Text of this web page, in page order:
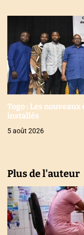
Togo : Les nouveaux
installés
5 août 2026
Plus de l'auteur